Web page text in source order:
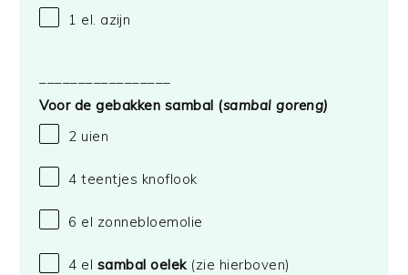
1 el. azijn
Voor de gebakken sambal (sambal goreng)
2 uien
4 teentjes knoflook
6 el zonnebloemolie
4 el sambal oelek(zie hierboven)